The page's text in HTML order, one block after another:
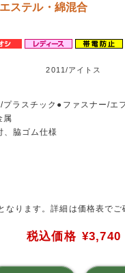
ステル・綿混合
2011/アイトス
プラスチック●ファスナー/エ
属
、脇ゴム仕様
なります。詳細は価格表でご
税込価格 ¥3,740